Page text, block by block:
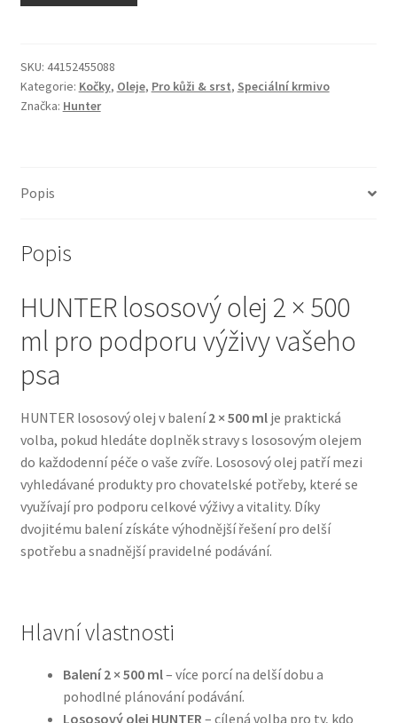
Odpočívadla pro kočky
Pamlsky pro kočky
Škrabadla pro kočky
Veterinární dieta pro kočky
Vše pro psy — Krmivo, doplňky, vybavení
Bozita pro psy — Švédské krmivo s nordickou kvalitou
Brit pro psy
Granule pro psy
Hill’s pro psy
SKU: 44152455088
Kategorie: Kočky, Oleje, Pro kůži & srst, Speciální krmivo
Značka: Hunter
Popis
Popis
HUNTER lososový olej 2 × 500
ml pro podporu výživy vašeho
psa
HUNTER lososový olej v balení2 × 500 mlje praktická
volba, pokud hledáte doplněk stravy s lososovým olejem
do každodenní péče o vaše zvíře. Lososový olej patří mezi
vyhledávané produkty pro chovatelské potřeby, které se
využívají pro podporu celkové výživy a vitality. Díky
dvojitému balení získáte výhodnější řešení pro delší
spotřebu a snadnější pravidelné podávání.
Hlavní vlastnosti
Balení 2 × 500 ml– více porcí na delší dobu a
pohodlné plánování podávání.
Lososový olej HUNTER – cílená volba pro ty, kdo